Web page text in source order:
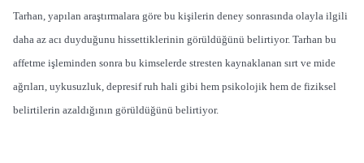
Tarhan, yapılan araştırmalara göre bu kişilerin deney sonrasında olayla ilgili
daha az acı duyduğunu hissettiklerinin görüldüğünü belirtiyor. Tarhan bu
affetme işleminden sonra bu kimselerde stresten kaynaklanan sırt ve mide
ağrıları, uykusuzluk, depresif ruh hali gibi hem psikolojik hem de fiziksel
belirtilerin azaldığının görüldüğünü belirtiyor.